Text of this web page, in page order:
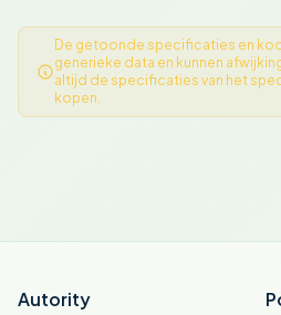
De getoonde specificaties en
generieke data en kunnen
altijd de specificaties van het
kopen.
Autority